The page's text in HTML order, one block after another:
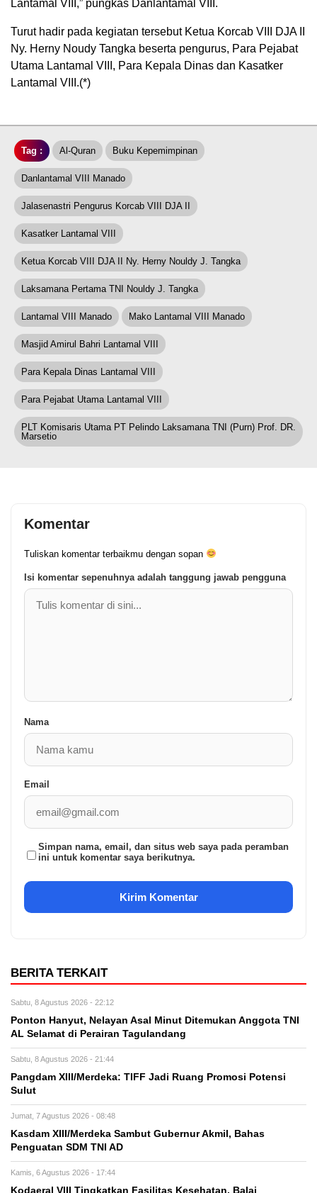
Lantamal VIII,” pungkas Danlantamal VIII.
Turut hadir pada kegiatan tersebut Ketua Korcab VIII DJA II
Ny. Herny Noudy Tangka beserta pengurus, Para Pejabat
Utama Lantamal VIII, Para Kepala Dinas dan Kasatker
Lantamal VIII.(*)
Tag : Al-Quran Buku Kepemimpinan
Danlantamal VIII Manado
Jalasenastri Pengurus Korcab VIII DJA II
Kasatker Lantamal VIII
Ketua Korcab VIII DJA II Ny. Herny Nouldy J. Tangka
Laksamana Pertama TNI Nouldy J. Tangka
Lantamal VIII Manado Mako Lantamal VIII Manado
Masjid Amirul Bahri Lantamal VIII
Para Kepala Dinas Lantamal VIII
Para Pejabat Utama Lantamal VIII
PLT Komisaris Utama PT Pelindo Laksamana TNI (Purn) Prof. DR.
Marsetio
Komentar
Tuliskan komentar terbaikmu dengan sopan
Isi komentar sepenuhnya adalah tanggung jawab pengguna
Nama
Email
Simpan nama, email, dan situs web saya pada peramban
ini untuk komentar saya berikutnya.
BERITA TERKAIT
Sabtu, 8 Agustus 2026 - 22:12
Ponton Hanyut, Nelayan Asal Minut Ditemukan Anggota TNI
AL Selamat di Perairan Tagulandang
Sabtu, 8 Agustus 2026 - 21:44
Pangdam XIII/Merdeka: TIFF Jadi Ruang Promosi Potensi
Sulut
Jumat, 7 Agustus 2026 - 08:48
Kasdam XIII/Merdeka Sambut Gubernur Akmil, Bahas
Penguatan SDM TNI AD
Kamis, 6 Agustus 2026 - 17:44
Kodaeral VIII Tingkatkan Fasilitas Kesehatan, Balai